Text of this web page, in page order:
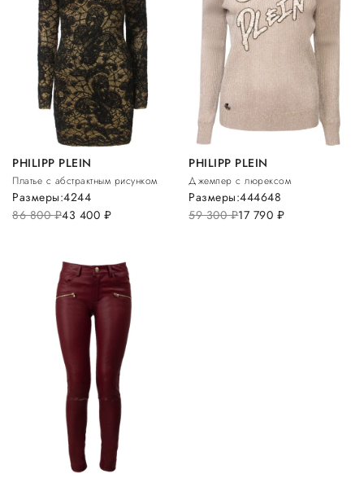
PHILIPP PLEIN
Платье с абстрактным рисунком
86 800руб.43 400 руб.
Размеры:4244
PHILIPP PLEIN
Джемпер с люрексом
59 300руб.17 790 руб.
Размеры:444648